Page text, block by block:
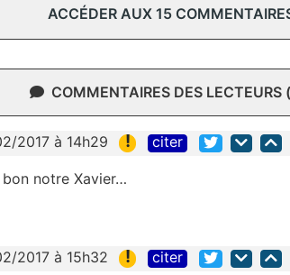
ACCÉDER AUX 15
COMMENTAIRES DES LECTEURS
2017 à 14h29 ! citer
notre Xavier…
2017 à 15h32 ! citer